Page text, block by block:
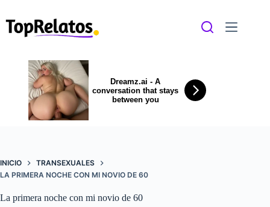
contenido
Dreamz.ai - A
conversation that stays
between you
INICIO
TRANSEXUALES
LA PRIMERA NOCHE CON MI NOVIO DE 60
La primera noche con mi novio de 60